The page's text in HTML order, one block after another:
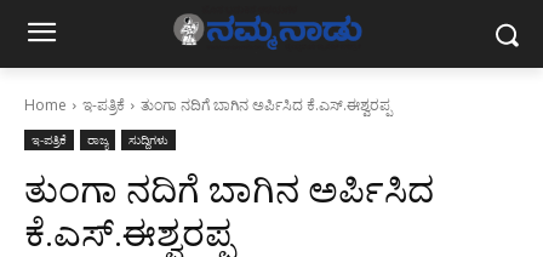
Home ಇ-ಪತ್ರಿಕೆ ತುಂಗಾ ನದಿಗೆ ಬಾಗಿನ ಅರ್ಪಿಸಿದ ಕೆ.ಎಸ್.ಈಶ್ವರಪ್ಪ
ಇ-ಪತ್ರಿಕೆ ರಾಜ್ಯ ಸುದ್ದಿಗಳು
ತುಂಗಾ ನದಿಗೆ ಬಾಗಿನ ಅರ್ಪಿಸಿದ
ಕೆ.ಎಸ್.ಈಶ್ವರಪ್ಪ